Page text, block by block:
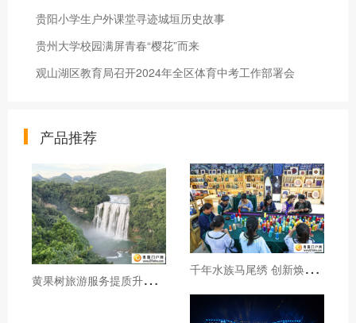
贵阳小学生户外课堂寻迹城垣历史故事
贵州大学校园满屏青春“樱花”而来
观山湖区教育局召开2024年全区体育中考工作部署会
产品推荐
黄
果树旅游服务提质升级暖心护航游客行程 千
年水族马尾绣 创新焕发新生机